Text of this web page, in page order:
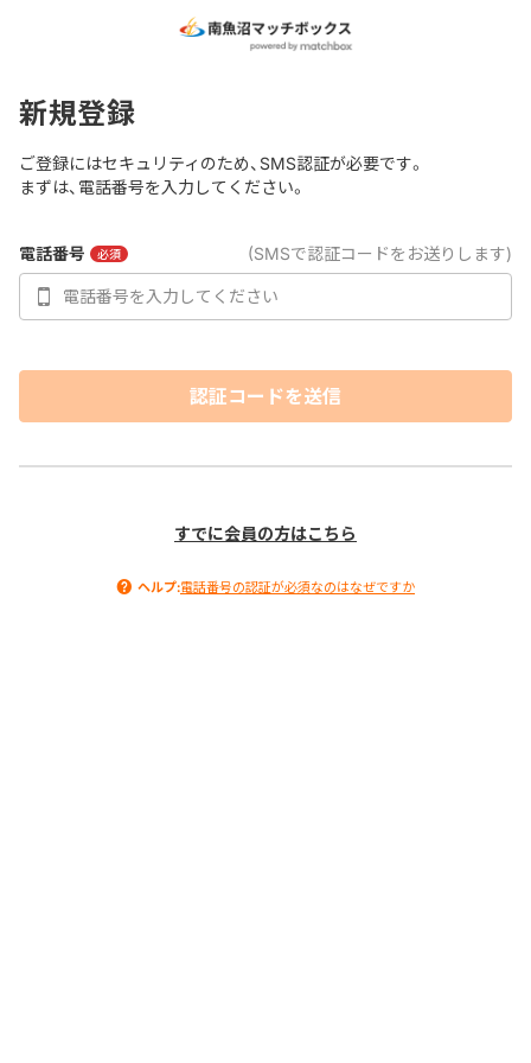
新規登録
ご登録にはセキュリティのため、SMS認証が必要です。
まずは、電話番号を入力してください。
電話番号 必須 (SMSで認証コードをお送りします)
認証コードを送信
すでに会員の方はこちら
ヘルプ:電話番号の認証が必須なのはなぜですか